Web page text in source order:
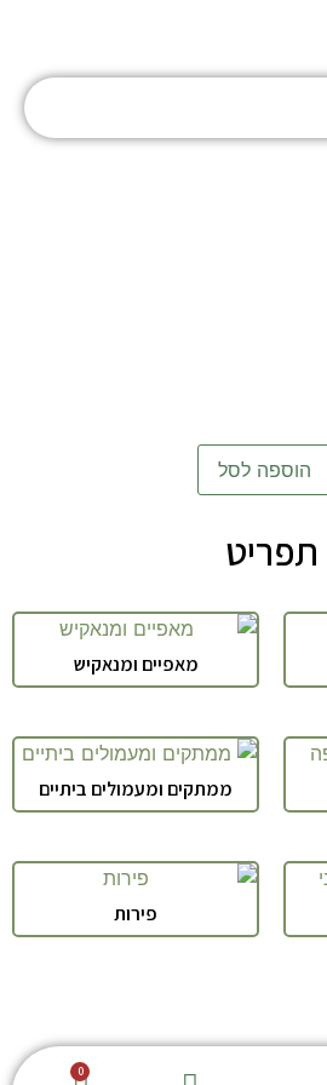
הוספה לסל
תפריט
מאפיים ומנאקיש
ממתקים ומעמולים ביתיים
פירות